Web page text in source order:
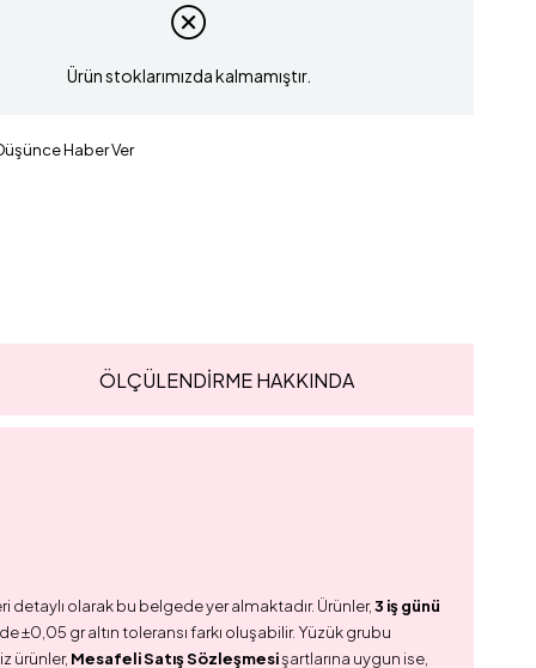
Ürün stoklarımızda kalmamıştır.
Haber Ver
ÖLÇÜLENDİRME HAKKINDA
olarak bu belgede yer almaktadır. Ürünler,3 iş günü
gr altın toleransı farkı oluşabilir. Yüzük grubu
ürünler, Mesafeli Satış Sözleşmesişartlarına uygun ise,